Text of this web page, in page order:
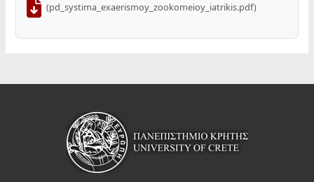
(pd_systima_exaerismoy_zookomeioy_iatrikis.pdf)